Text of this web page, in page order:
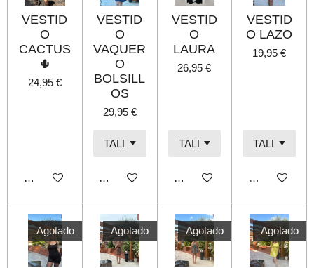
VESTID
O
CACTUS
🌵
24,95 €
Añadir al carrito
VESTID
O
VAQUER
O
BOLSILL
OS
29,95 €
Añadir al carrito
VESTID
O
LAURA
26,95 €
Añadir al carrito
VESTID
O LAZO
19,95 €
Agotado
Agotado Agotado Agotado Agotado